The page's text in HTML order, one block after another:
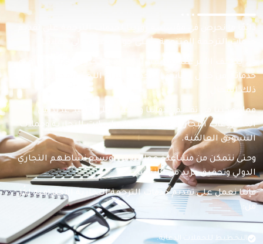
دائمًا ما نحرص في مؤسسة روزيتا لخدمات الترجمة على تقديم
خدمات الترجمة المتنوعة بأعلى جودة ممكنة إلى عملائنا.
ولا يختلف الأمر عند تقديمنا للخدمات التجارية، حيث إننا نقدم
خدماتنا من خلال أساتذة الترجمة وخبراء اللغة المحترفين في
ذلك المجال.
مما يمكننا من تقديم خدماتنا والعمل على تنفيذ عديد من
المشروعات التجارية مثل: خدمة المراسلات التجارية وحملات
التسويق العالمية.
وحتى نتمكن من مساعدة عملائنا في توسيع نشاطهم التجاري
الدولي وتحقيق مزيد من الانتشار.
فإننا نعمل على تقديم خدمات الترجمة التجارية الاحترافية لكُلٍ
من:
التخطيط للحملات الدعاية.